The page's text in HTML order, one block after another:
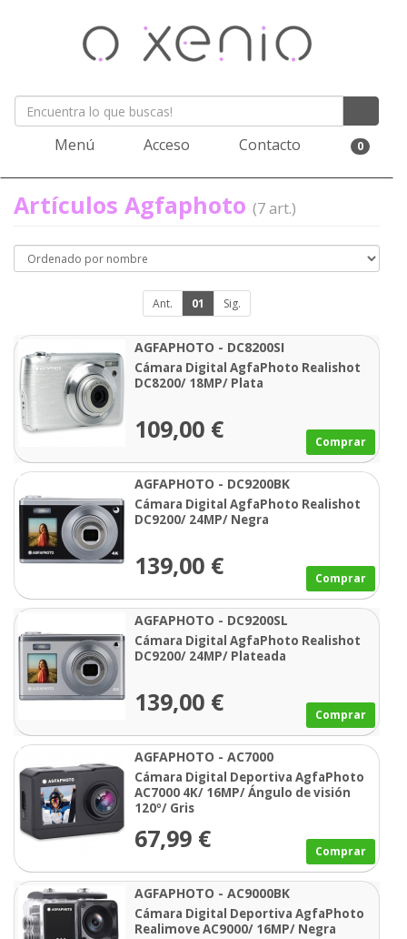
Menú Acceso Contacto 0
Artículos Agfaphoto (7 art.)
Ant. 01 Sig.
AGFAPHOTO - DC8200SI
Cámara Digital AgfaPhoto Realishot
DC8200/ 18MP/ Plata
109,00 € Comprar
AGFAPHOTO - DC9200BK
Cámara Digital AgfaPhoto Realishot
DC9200/ 24MP/ Negra
139,00 € Comprar
AGFAPHOTO - DC9200SL
Cámara Digital AgfaPhoto Realishot
DC9200/ 24MP/ Plateada
139,00 € Comprar
AGFAPHOTO - AC7000
Cámara Digital Deportiva AgfaPhoto
AC7000 4K/ 16MP/ Ángulo de visión
120º/ Gris
67,99 € Comprar
AGFAPHOTO - AC9000BK
Cámara Digital Deportiva AgfaPhoto
Realimove AC9000/ 16MP/ Negra